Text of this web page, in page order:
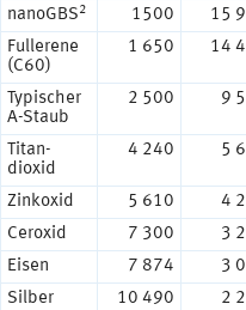
nanoGBS2 1500 15
Fullerene
(C60)
1 650 14
Typischer
A-Staub
2 500 9
Titan-
dioxid
4 240 5
Zinkoxid 5 610 4
Ceroxid
7 300 3
Eisen
7 874 3
Silber
10 490 2